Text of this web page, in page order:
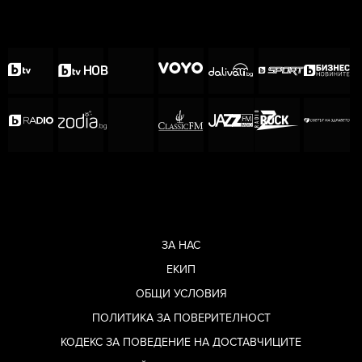
ЗА НАС
ЕКИП
ОБЩИ УСЛОВИЯ
ПОЛИТИКА ЗА ПОВЕРИТЕЛНОСТ
КОДЕКС ЗА ПОВЕДЕНИЕ НА ДОСТАВЧИЦИТЕ